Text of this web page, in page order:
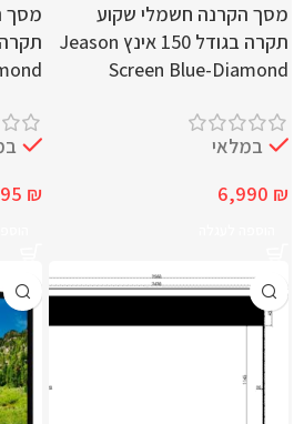
מסך הקרנה חשמלי שקוע
תקרה בגודל 150 אינץ Jeason
Screen Blue-Diamond
במלאי
6,990 ₪
מסך
₪